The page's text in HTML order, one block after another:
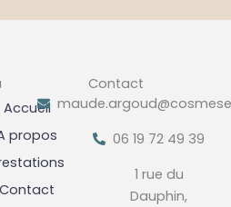
Accueil
propos
Contact
Contact
06 19 72 49 39
1 rue du
Dauphin,